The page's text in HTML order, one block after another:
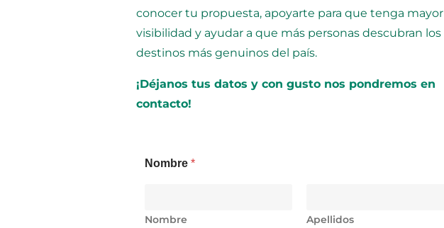
conocer tu propuesta, apoyarte para que tenga mayor
visibilidad y ayudar a que más personas descubran los
destinos más genuinos del país.
¡Déjanos tus datos y con gusto nos pondremosen
contacto!
Nombre*
Nombre Apellidos